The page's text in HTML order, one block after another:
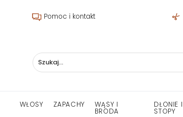
Pomoc i kontakt
WŁOSY ZAPACHY WĄSY I
BRODA
DŁONIE I
STOPY